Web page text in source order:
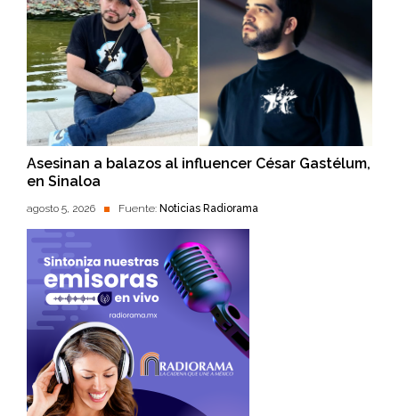
Asesinan a balazos al influencer César Gastélum,
en Sinaloa
agosto 5, 2026 Fuente: Noticias Radiorama